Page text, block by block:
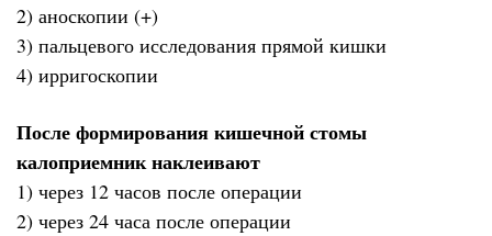
2) аноскопии (+)
3) пальцевого исследования прямой кишки
4) ирригоскопии
После формирования кишечной стомы
калоприемник наклеивают
1) через 12 часов после операции
2) через 24 часа после операции